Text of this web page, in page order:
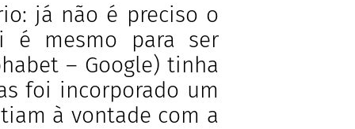
já não é preciso o
é mesmo para ser
– Google) tinha
foi incorporado um
à vontade com a